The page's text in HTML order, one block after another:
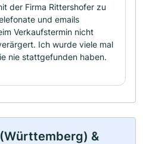
der Firma Rittershofer zu
und emails
Verkaufstermin nicht
Ich wurde viele mal
nie stattgefunden haben.
&